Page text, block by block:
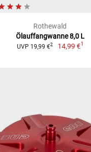
Rothewald
Ölauffangwanne 8,0 L
UVP 19,99 €2 14,99 €1